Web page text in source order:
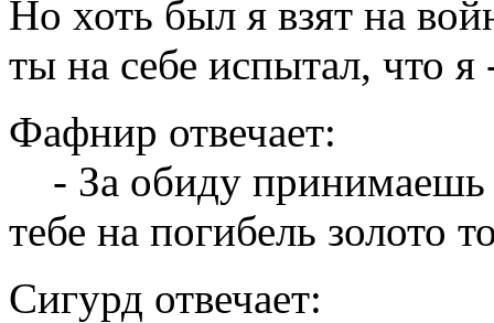
Но хоть был я взят на
ты на себе испытал, что
Фафнир отвечает:
- За обиду принимаешь
тебе на погибель золото
Сигурд отвечает: